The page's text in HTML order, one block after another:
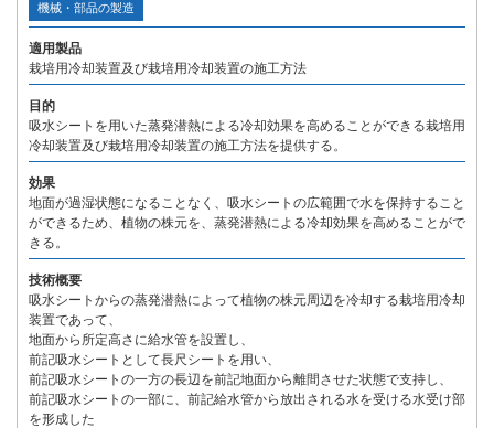
機械・部品の製造
適用製品
栽培用冷却装置及び栽培用冷却装置の施工方法
目的
吸水シートを用いた蒸発潜熱による冷却効果を高めることができる栽培用
冷却装置及び栽培用冷却装置の施工方法を提供する。
効果
地面が過湿状態になることなく、吸水シートの広範囲で水を保持すること
ができるため、植物の株元を、蒸発潜熱による冷却効果を高めることがで
きる。
技術概要
吸水シートからの蒸発潜熱によって植物の株元周辺を冷却する栽培用冷却
装置であって、
地面から所定高さに給水管を設置し、
前記吸水シートとして長尺シートを用い、
前記吸水シートの一方の長辺を前記地面から離間させた状態で支持し、
前記吸水シートの一部に、前記給水管から放出される水を受ける水受け部
を形成した